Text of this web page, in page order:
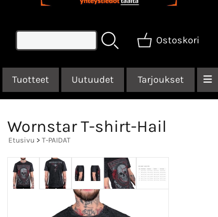
Ostoskori
Tuotteet Uutuudet Tarjoukset
Wornstar T-shirt-Hail
Etusivu > T-PAIDAT